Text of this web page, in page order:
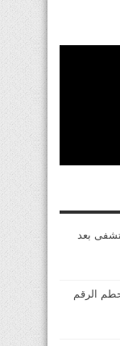
بعد
الرقم